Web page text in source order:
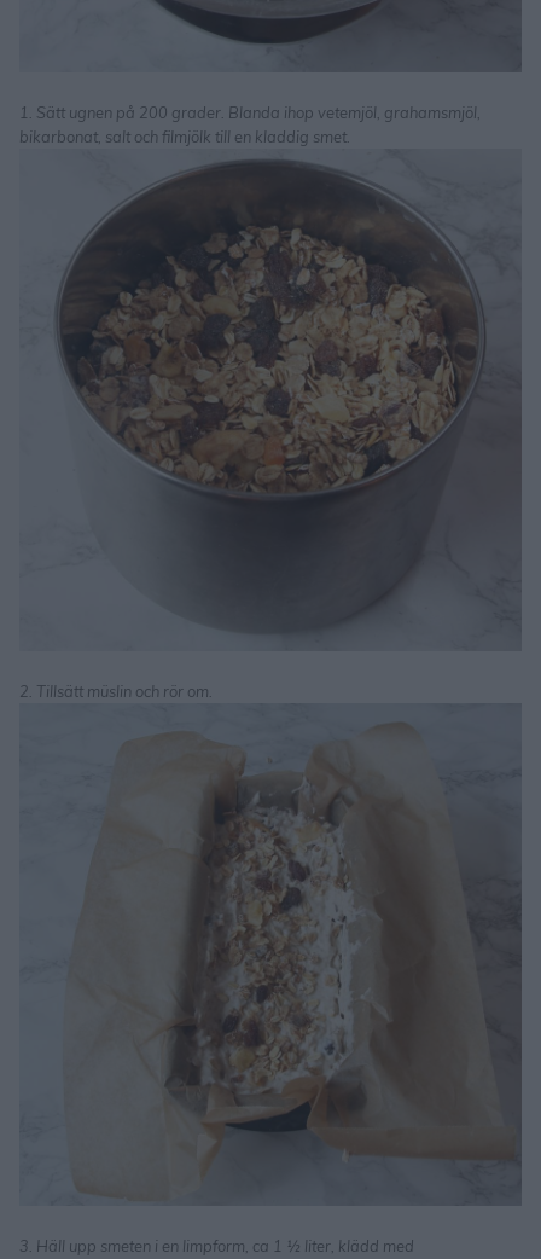
1. Sätt ugnen på 200 grader. Blanda ihop vetemjöl, grahamsmjöl,
bikarbonat, salt och filmjölk till en kladdig smet.
2. Tillsätt müslin och rör om.
3. Häll upp smeten i en limpform, ca 1 ½ liter, klädd med